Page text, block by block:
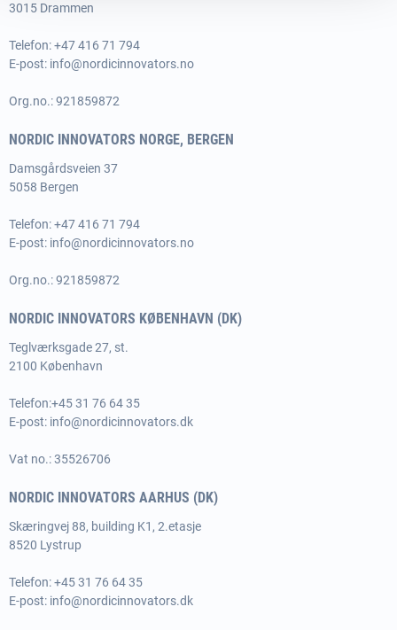
3015 Drammen
Telefon: +47 416 71 794
E-post: info@nordicinnovators.no
Org.no.: 921859872
NORDIC INNOVATORS NORGE, BERGEN
Damsgårdsveien 37
5058 Bergen
Telefon: +47 416 71 794
E-post: info@nordicinnovators.no
Org.no.: 921859872
NORDIC INNOVATORS KØBENHAVN (DK)
Teglværksgade 27, st.
2100 København
Telefon:+45 31 76 64 35
E-post: info@nordicinnovators.dk
Vat no.: 35526706
NORDIC INNOVATORS AARHUS (DK)
Skæringvej 88, building K1, 2.etasje
8520 Lystrup
Telefon:+45 31 76 64 35
E-post: info@nordicinnovators.dk